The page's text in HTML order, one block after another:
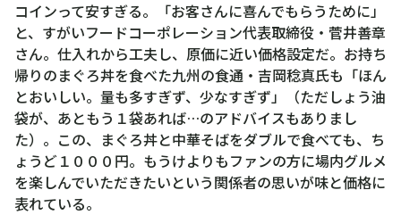
コインって安すぎる。「お客さんに喜んでもらうために」
と、すがいフードコーポレーション代表取締役・菅井善章
さん。仕入れから工夫し、原価に近い価格設定だ。お持ち
帰りのまぐろ丼を食べた九州の食通・吉岡稔真氏も「ほん
とおいしい。量も多すぎず、少なすぎず」（ただしょう油
袋が、あともう１袋あれば…のアドバイスもありまし
た）。この、まぐろ丼と中華そばをダブルで食べても、ち
ょうど１０００円。もうけよりもファンの方に場内グルメ
を楽しんでいただきたいという関係者の思いが味と価格に
表れている。